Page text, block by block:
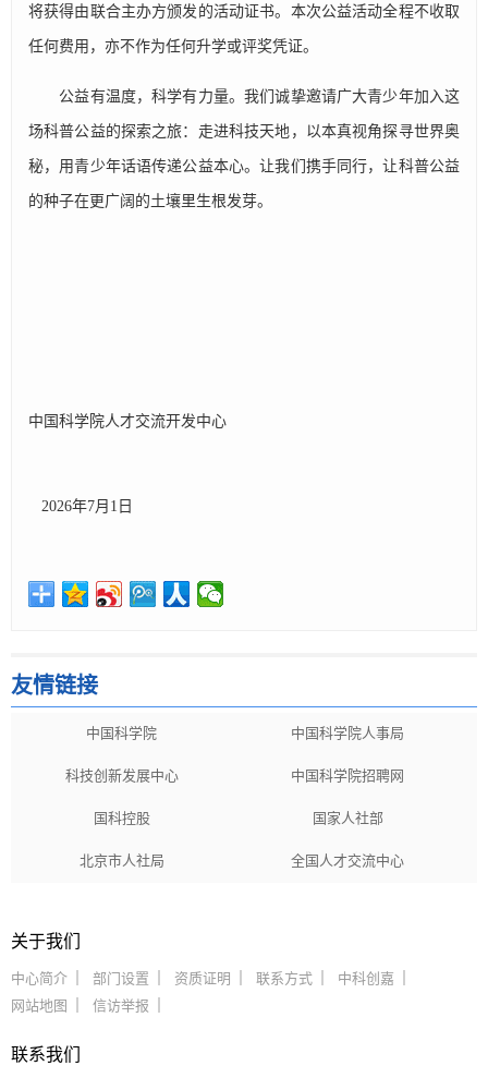
将获得由联合主办方颁发的活动证书。本次公益活动全程不收取
任何费用，亦不作为任何升学或评奖凭证。
公益有温度，科学有力量。我们诚挚邀请广大青少年加入这
场科普公益的探索之旅：走进科技天地，以本真视角探寻世界奥
秘，用青少年话语传递公益本心。让我们携手同行，让科普公益
的种子在更广阔的土壤里生根发芽。
中国科学院人才交流开发中心
2026年7月1日
友情链接
中国科学院 中国科学院人事局
科技创新发展中心 中国科学院招聘网
国科控股 国家人社部
北京市人社局 全国人才交流中心
关于我们
中心简介 部门设置 资质证明 联系方式
中科创嘉
网站地图
信访举报
联系我们